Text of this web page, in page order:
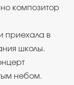
композитор
приехала в
школы.
небом.